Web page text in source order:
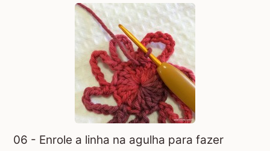
06 - Enrole a linha na agulha para fazer